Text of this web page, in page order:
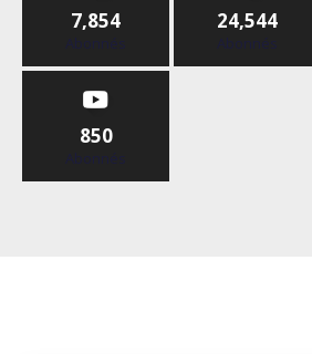
7,854
Abonnés
24,544
Abonnés
850
Abonnés